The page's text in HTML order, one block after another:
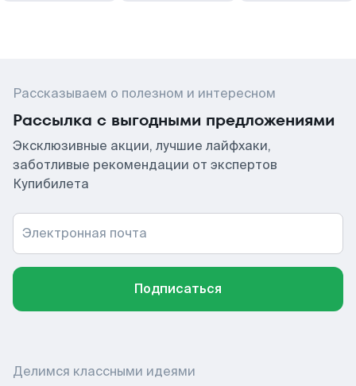
Рассказываем о полезном и интересном
Рассылка с выгодными предложениями
Эксклюзивные акции, лучшие лайфхаки,
заботливые рекомендации от экспертов
Купибилета
Электронная почта
Подписаться
Делимся классными идеями